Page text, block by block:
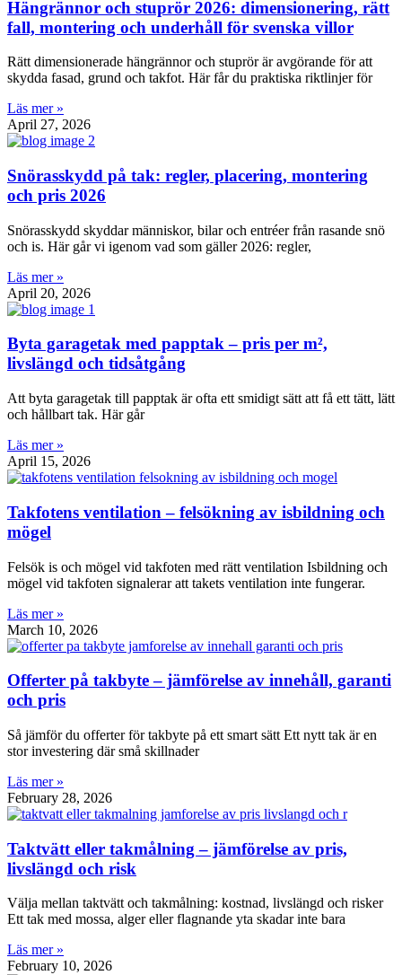
Hängrännor och stuprör 2026: dimensionering, rätt
fall, montering och underhåll för svenska villor
Rätt dimensionerade hängrännor och stuprör är avgörande för att
skydda fasad, grund och takfot. Här får du praktiska riktlinjer för
Läs mer »
April 27, 2026
Snörasskydd på tak: regler, placering, montering
och pris 2026
Snörasskydd skyddar människor, bilar och entréer från rasande snö
och is. Här går vi igenom vad som gäller 2026: regler,
Läs mer »
April 20, 2026
Byta garagetak med papptak – pris per m²,
livslängd och tidsåtgång
Att byta garagetak till papptak är ofta ett smidigt sätt att få ett tätt, lätt
och hållbart tak. Här går
Läs mer »
April 15, 2026
Takfotens ventilation – felsökning av isbildning och
mögel
Felsök is och mögel vid takfoten med rätt ventilation Isbildning och
mögel vid takfoten signalerar att takets ventilation inte fungerar.
Läs mer »
March 10, 2026
Offerter på takbyte – jämförelse av innehåll, garanti
och pris
Så jämför du offerter för takbyte på ett smart sätt Ett nytt tak är en
stor investering där små skillnader
Läs mer »
February 28, 2026
Taktvätt eller takmålning – jämförelse av pris,
livslängd och risk
Välja mellan taktvätt och takmålning: kostnad, livslängd och risker
Ett tak med mossa, alger eller flagnande yta skadar inte bara
Läs mer »
February 10, 2026